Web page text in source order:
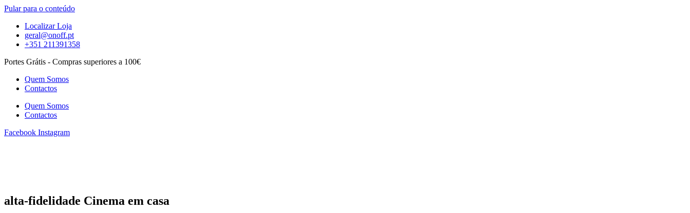
Pular para o conteúdo
Localizar Loja
geral@onoff.pt
+351 211391358
Portes Grátis - Compras superiores a 100€
Quem Somos
Contactos
Quem Somos
Contactos
Facebook Instagram
alta-fidelidade Cinema em casa